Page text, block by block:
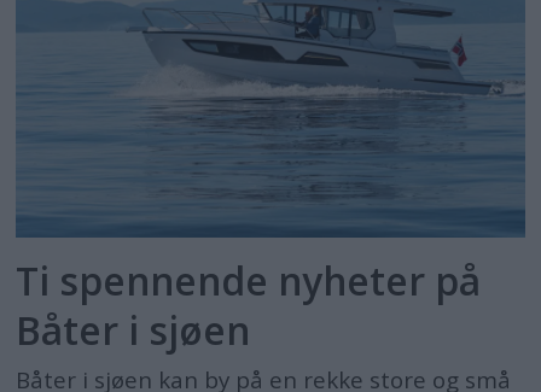
Ti spennende nyheter på
Båter i sjøen
Båter i sjøen kan by på en rekke store og små